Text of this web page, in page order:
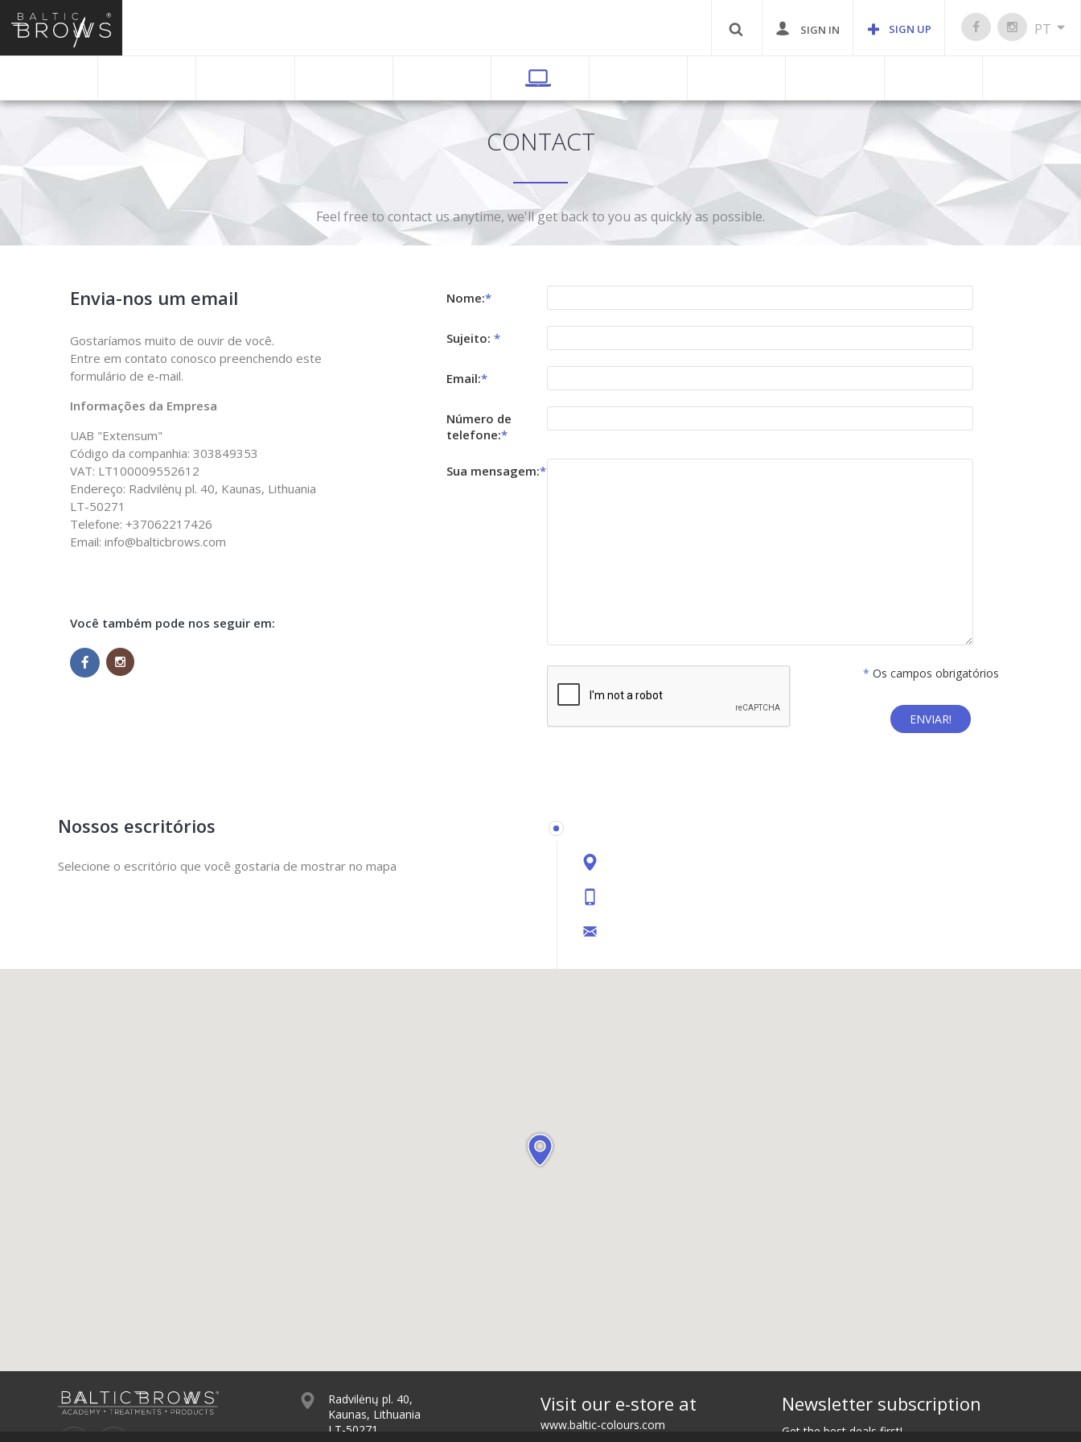
BACK
SIGN IN SIGN UP PT
CONTACT
Feel free to contact us anytime, we'll get back to you as quickly as possible.
Envia-nos um email
Gostaríamos muito de ouvir de você.
Entre em contato conosco preenchendo este
formulário de e-mail.
Informações da Empresa
UAB "Extensum"
Código da companhia: 303849353
VAT: LT100009552612
Endereço: Radvilėnų pl. 40, Kaunas, Lithuania
LT-50271
Telefone: +37062217426
Email: info@balticbrows.com
Você também pode nos seguir em:
Nome:*
Sujeito: *
Email:*
Número de
telefone:*
Sua mensagem:*
* Os campos obrigatórios
Nossos escritórios
Selecione o escritório que você gostaria de mostrar no mapa
Radvilėnų pl. 40,
Kaunas, Lithuania
LT-50271
Visit our e-store at
www.baltic-colours.com
Newsletter subscription
Get the best deals first!